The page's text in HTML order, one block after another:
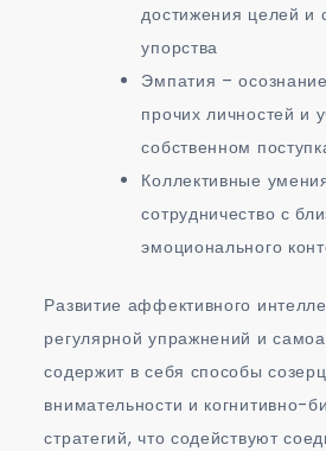
достижения целей и
упорства
Эмпатия –
прочих личностей и
собственном
Коллективные
сотрудничество с
эмоционального
Развитие аффективного
регулярной упражнений и
содержит в себя способы
внимательности и когнитивно-
стратегий, что содействуют